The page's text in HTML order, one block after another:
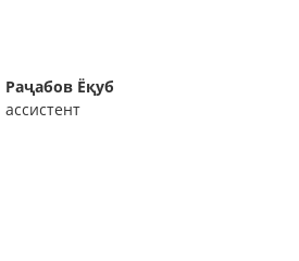
Раҷабов Ёқуб
ассистент